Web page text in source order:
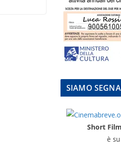
SIAMO
Short
è